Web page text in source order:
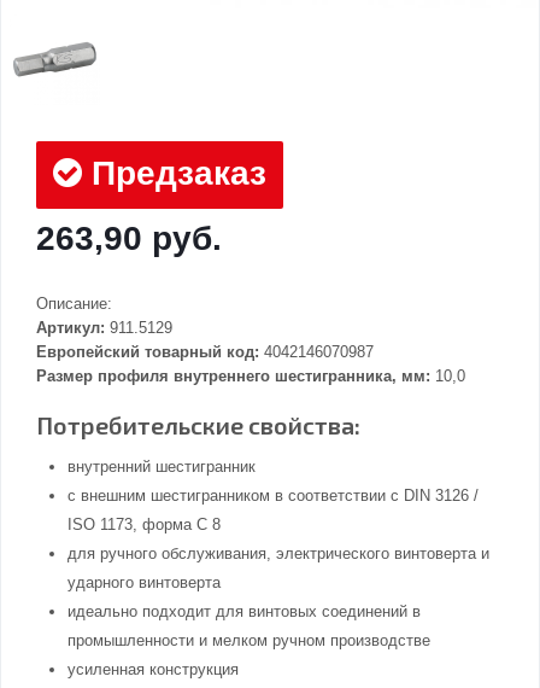
Предзаказ
263,90 руб.
Описание:
Артикул: 911.5129
Европейский товарный код: 4042146070987
Размер профиля внутреннего шестигранника, мм: 10,0
Потребительские свойства:
внутренний шестигранник
с внешним шестигранником в соответствии с DIN 3126 /
ISO 1173, форма С 8
для ручного обслуживания, электрического винтоверта и
ударного винтоверта
идеально подходит для винтовых соединений в
промышленности и мелком ручном производстве
усиленная конструкция